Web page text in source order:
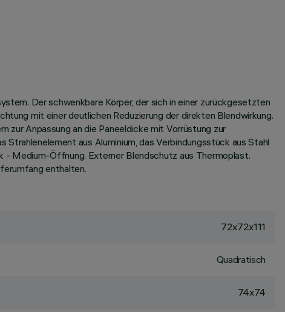
Der schwenkbare Körper, der sich in einer zurückgesetzten
mit einer deutlichen Reduzierung der direkten Blendwirkung.
Anpassung an die Paneeldicke mit Vorrüstung zur
aus Aluminium, das Verbindungsstück aus Stahl
Medium-Öffnung. Externer Blendschutz aus Thermoplast.
enthalten.
72x72x111
Quadratisch
74x74